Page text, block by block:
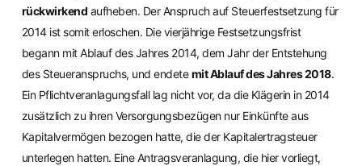
rückwirkend aufheben. Der Anspruch auf Steuerfestsetzung für
2014 ist somit erloschen. Die vierjährige Festsetzungsfrist
begann mit Ablauf des Jahres 2014, dem Jahr der Entstehung
des Steueranspruchs, und endetemit Ablauf des Jahres 2018.
Ein Pflichtveranlagungsfall lag nicht vor, da die Klägerin in 2014
zusätzlich zu ihren Versorgungsbezügen nur Einkünfte aus
Kapitalvermögen bezogen hatte, die der Kapitalertragsteuer
unterlegen hatten. Eine Antragsveranlagung, die hier vorliegt,